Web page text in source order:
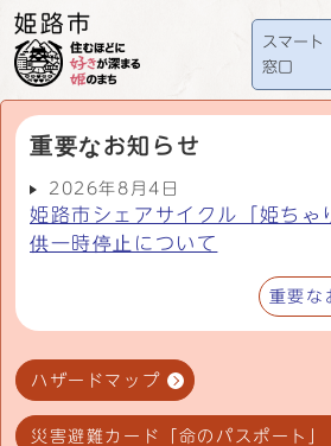
スマート
窓口
重要なお知らせ
2026年8月4日
姫路市シェアサイクル「姫ちゃ
供一時停止について
重要な
ハザードマップ
災害避難カード「命のパスポート」